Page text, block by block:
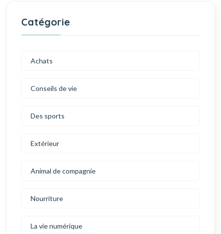
Catégorie
Achats
Conseils de vie
Des sports
Extérieur
Animal de compagnie
Nourriture
La vie numérique